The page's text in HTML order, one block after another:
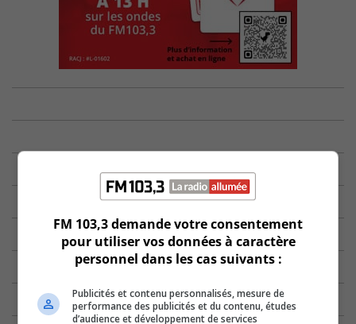
FM 103,3 demande votre consentement
pour utiliser vos données à caractère
personnel dans les cas suivants :
Publicités et contenu personnalisés, mesure de
performance des publicités et du contenu, études
d’audience et développement de services